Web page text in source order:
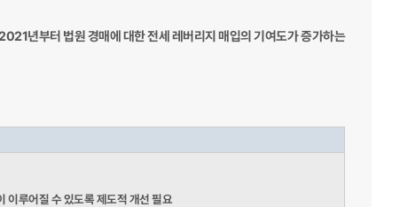
년부터 법원 경매에 대한 전세 레버리지 매입의 기여도가 증가하는
이루어질 수 있도록 제도적 개선 필요